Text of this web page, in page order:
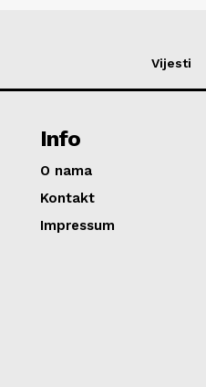
Vijesti
Info
O nama
Kontakt
Impressum